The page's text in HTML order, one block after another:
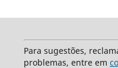
Para sugestões,
problemas, entre em